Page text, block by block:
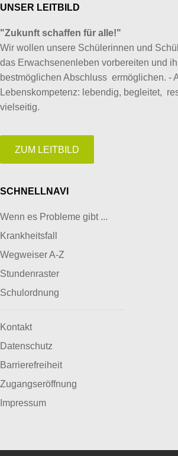
UNSER LEITBILD
"Zukunft schaffen für alle!"
Wir wollen unsere Schülerinnen und
das Erwachsenenleben vorbereiten und
bestmöglichen Abschluss ermöglichen. -
Lebenskompetenz: lebendig, begleitet,
vielseitig.
ZUM LEITBILD
SCHNELLNAVI
Wenn es Probleme gibt ...
Krankheitsfall
Wegweiser A-Z
Stundenraster
Schulordnung
Kontakt
Datenschutz
Barrierefreiheit
Zugangseröffnung
Impressum